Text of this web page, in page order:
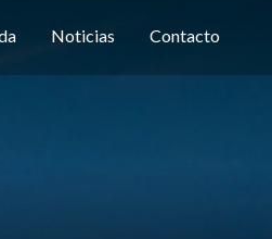
Noticias Contacto